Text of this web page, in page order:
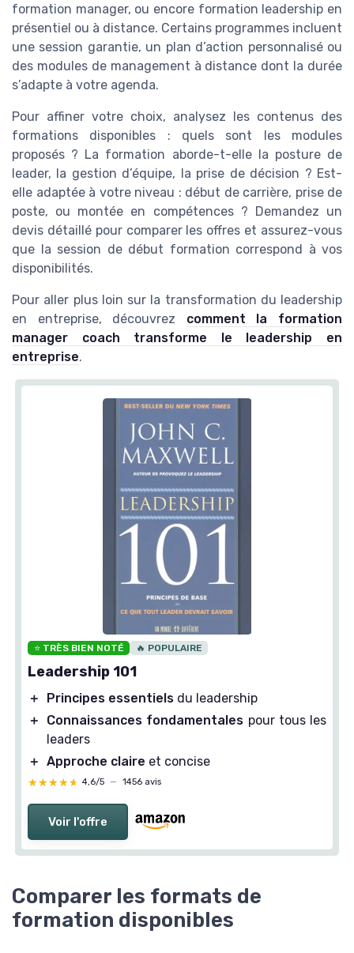
formation manager, ou encore formation leadership en
présentiel ou à distance. Certains programmes incluent
une session garantie, un plan d’action personnalisé ou
des modules de management à distance dont la durée
s’adapte à votre agenda.
Pour affiner votre choix, analysez les contenus des
formations disponibles : quels sont les modules
proposés ? La formation aborde-t-elle la posture de
leader, la gestion d’équipe, la prise de décision ? Est-
elle adaptée à votre niveau : début de carrière, prise de
poste, ou montée en compétences ? Demandez un
devis détaillé pour comparer les offres et assurez-vous
que la session de début formation correspond à vos
disponibilités.
Pour aller plus loin sur la transformation du leadership
en entreprise, découvrez comment la formation
manager coach transforme le leadership en
entreprise.
⭐ TRÈS BIEN NOTÉ 🔥 POPULAIRE
Leadership 101
＋ Principes essentiels du leadership
＋
Connaissances fondamentales pour tous les
leaders
＋ Approche claire et concise
★★★★★
★★★★★ 4,6/5 — 1456 avis
Voir l'offre
Comparer les formats de
formation disponibles